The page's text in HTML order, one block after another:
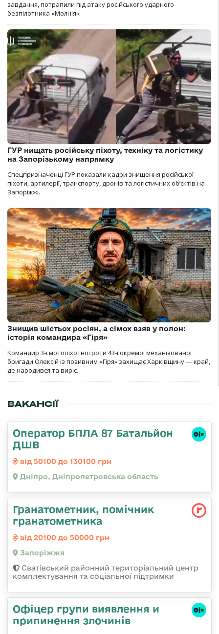
завдання, потрапили під атаку російського ударного
безпілотника «Молнія».
ГУР нищать російську піхоту, техніку та логістику
на Запорізькому напрямку
Спецпризначенці ГУР показали кадри знищення російської
піхоти, артилерії, транспорту, дронів та логістичних об’єктів на
Запоріжжі.
Знищив шістьох росіян, а сімох взяв у полон:
історія командира «Гіря»
Командир 3-ї мотопіхотної роти 43-ї окремої механізованої
бригади Олексій із позивним «Гіря» захищає Харківщину — край,
де народився та виріс.
ВАКАНСІЇ
Оператор БПЛА 87 Батальйон
ДШВ
від 50100 до 130100 грн
Дніпро, Дніпропетровська область
Гранатометник, помічник
гранатометника
від 20100 до 50000 грн
Запоріжжя
Сватівський районний територіальний центр
комплектування та соціальної підтримки
Офіцер групи виявлення и
припинення злочинів